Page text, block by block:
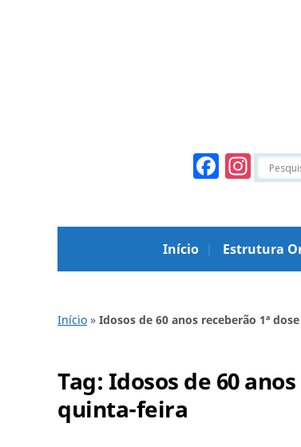
Início Estrutura
Início » Idosos de 60 anos receberão 1ª
Tag: Idosos de 60
quinta-feira